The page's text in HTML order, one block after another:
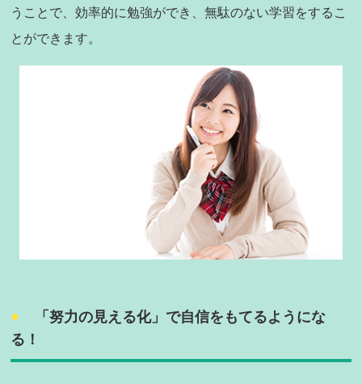
うことで、効率的に勉強ができ、無駄のない学習をするこ
とができます。
「努力の見える化」で自信をもてるようにな
る！